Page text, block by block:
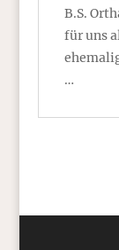
B.S.
für uns
…